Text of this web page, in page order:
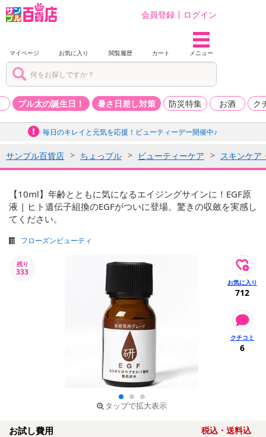
会員登録 ログイン
マイページ お気に入り 閲覧履歴 カート メニュー
プル太の誕生日！ 暑さ日差し対策 防災特集 お酒 ク
毎日のキレイと元気を応援！ビューティーデー開催中♪
サンプル百貨店 ちょっプル ビューティーケア スキンケア
【10ml】年齢とともに気になるエイジングサインに！EGF原
液 | ヒト遺伝子組換のEGFがついに登場。驚きの収斂を実感し
てください。
フローズンビューティ
残り
333
タップで拡大表示
712
6
お試し費用 税込・送料込